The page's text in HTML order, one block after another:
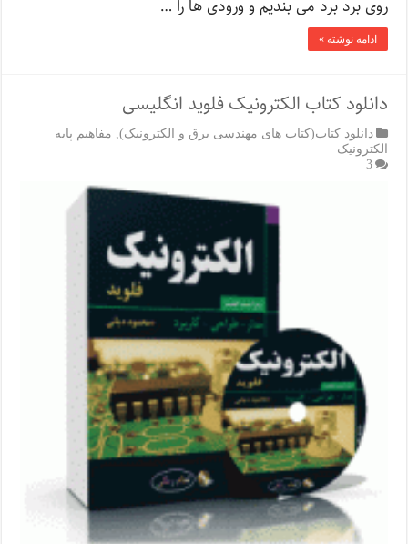
روی برد برد می بندیم و ورودی ها را …
ادامه نوشته »
دانلود کتاب الکترونیک فلوید انگلیسی
دانلود کتاب(کتاب های مهندسی برق و الکترونیک) مفاهیم پایه
الکترونیک
3